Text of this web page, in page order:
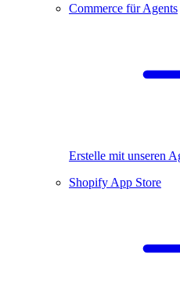
Commerce für Agents
Erstelle mit unseren
Shopify App Store